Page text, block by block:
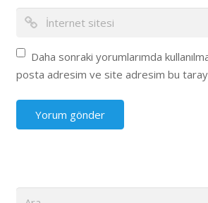
Daha sonraki yorumlarımda
posta adresim ve site adresim bu